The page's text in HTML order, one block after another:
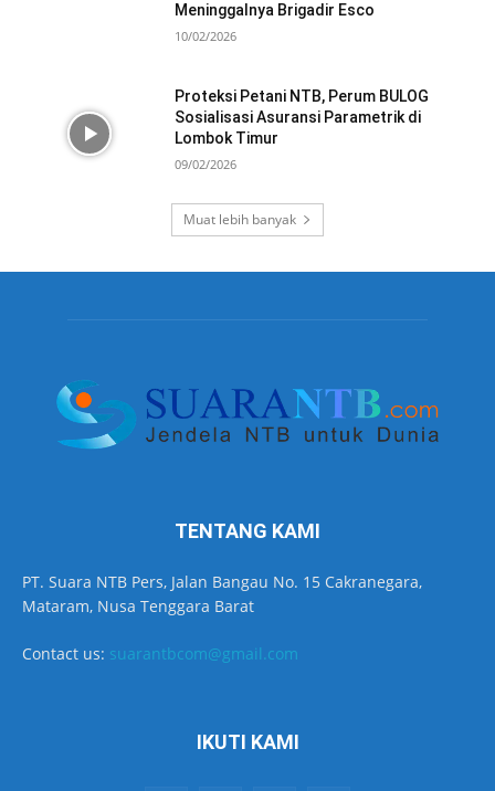
Meninggalnya Brigadir Esco
10/02/2026
Proteksi Petani NTB, Perum BULOG
Sosialisasi Asuransi Parametrik di
Lombok Timur
09/02/2026
Muat lebih banyak
TENTANG KAMI
PT. Suara NTB Pers, Jalan Bangau No. 15 Cakranegara,
Mataram, Nusa Tenggara Barat
Contact us: suarantbcom@gmail.com
IKUTI KAMI